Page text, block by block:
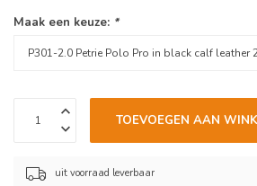
Maak een keuze: *
TOEVOEGEN AAN
uit voorraad leverbaar